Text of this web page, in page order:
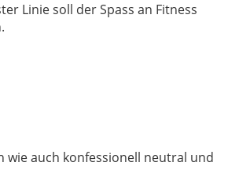
Linie soll der Spass an Fitness
wie auch konfessionell neutral und